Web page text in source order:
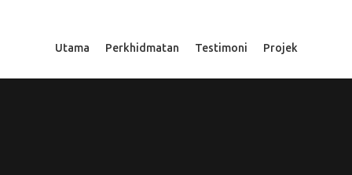
Utama Perkhidmatan Testimoni Projek